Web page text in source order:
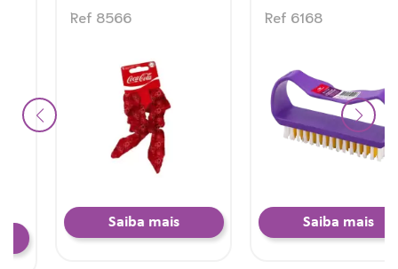
Ref 8566
Saiba mais
Ref 6168
Saiba mais